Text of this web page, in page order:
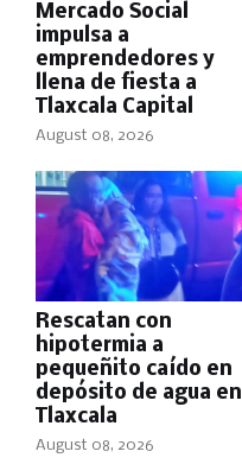
Mercado Social
impulsa a
emprendedores y
llena de fiesta a
Tlaxcala Capital
August 08, 2026
Rescatan con
hipotermia a
pequeñito caído en
depósito de agua en
Tlaxcala
August 08, 2026